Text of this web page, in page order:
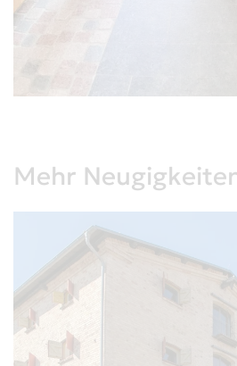
Mehr